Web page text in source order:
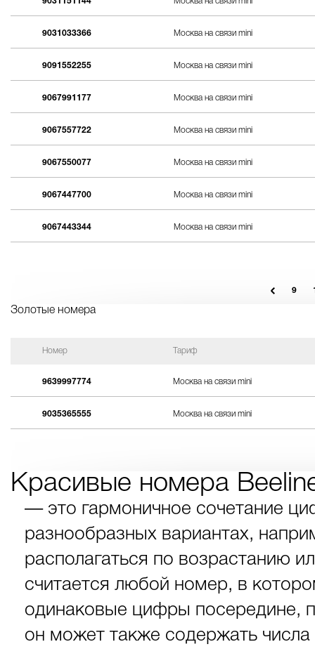
9031033366 Москва на связи mini
9091552255 Москва на связи mini
9067991177 Москва на связи mini
9067557722 Москва на связи mini
9067550077 Москва на связи mini
9067447700 Москва на связи mini
9067443344 Москва на связи mini
9
Золотые номера
Номер Тариф
9639997774 Москва на связи mini
9035365555 Москва на связи mini
Красивые номера
— это гармоничное сочетание
разнообразных вариантах,
располагаться по возрастанию
считается любой номер, в
одинаковые цифры посередине,
он может также содержать